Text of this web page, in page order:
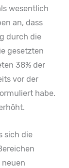
wesentlich
an, dass
durch die
gesetzten
38% der
vor der
habe.
sich die